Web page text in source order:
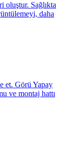
oluştur. Sağlıkta
daha
et. Görü Yapay
ve montaj hattı